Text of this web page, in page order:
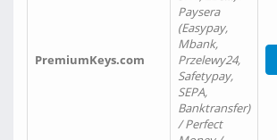
PremiumKeys.com
Paysera
(Easypay,
Mbank,
Przelewy24,
Safetypay,
SEPA,
Banktransfer)
/ Perfect